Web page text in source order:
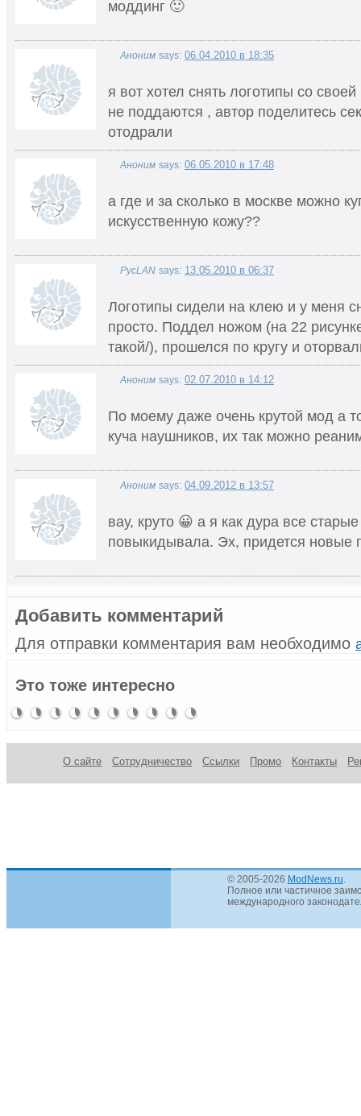
моддинг 🙂
Аноним says: 06.04.2010 в 18:35
я вот хотел снять логотипы со
не поддаются , автор поделитесь
отодрали
Аноним says: 06.05.2010 в 17:48
а где и за сколько в москве можно
искусственную кожу??
PycLAN says: 13.05.2010 в 06:37
Логотипы сидели на клею и у меня
просто. Поддел ножом (на 22
такой/), прошелся по кругу и
Аноним says: 02.07.2010 в 14:12
По моему даже очень крутой мод а
куча наушников, их так можно
Аноним says: 04.09.2012 в 13:57
вау, круто 😀 а я как дура все
повыкидывала. Эх, придется новые
Добавить комментарий
Для отправки комментария вам необходимо
Это тоже интересно
Видоискатель
на
телефон
карандашDefender
разумная
экономия
сердцеповысить
работы
компьютера
изскрыть
адрес
корпуса
ржавого
металла»
— Dragon
О сайте Сотрудничество Ссылки Промо Контакты
© 2005-2026 ModNews.ru
Полное или частичное
международного